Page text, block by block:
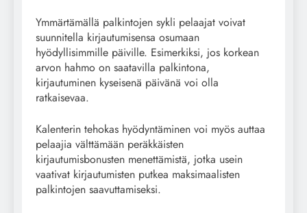
Ymmärtämällä palkintojen sykli pelaajat voivat
suunnitella kirjautumisensa osumaan
hyödyllisimmille päiville. Esimerkiksi, jos korkean
arvon hahmo on saatavilla palkintona,
kirjautuminen kyseisenä päivänä voi olla
ratkaisevaa.
Kalenterin tehokas hyödyntäminen voi myös auttaa
pelaajia välttämään peräkkäisten
kirjautumisbonusten menettämistä, jotka usein
vaativat kirjautumisten putkea maksimaalisten
palkintojen saavuttamiseksi.